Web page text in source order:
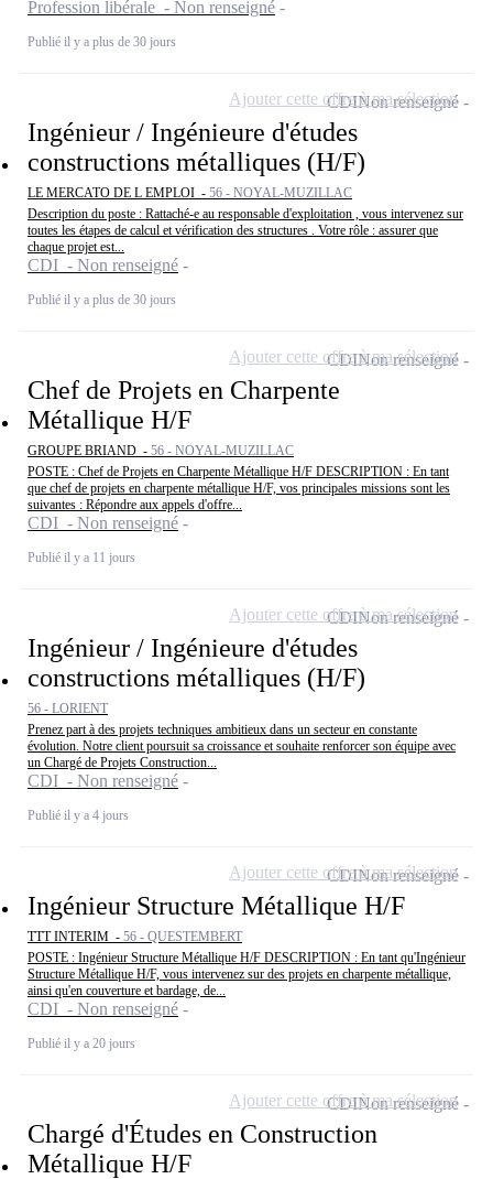
Profession libérale - Non renseigné
Publié il y a plus de 30 jours
Ingénieur / Ingénieure d'études
constructions métalliques (H/F)
LE MERCATO DE L EMPLOI - 56 - NOYAL-MUZILLAC
Description du poste : Rattaché-e au responsable d'exploitation , vous intervenez sur
toutes les étapes de calcul et vérification des structures . Votre rôle : assurer que
chaque projet est...
CDI - Non renseigné
Publié il y a plus de 30 jours
CDINon renseigné
Ajouter cette offre à ma sélection
Chef de Projets en Charpente
Métallique H/F
GROUPE BRIAND - 56 - NOYAL-MUZILLAC
POSTE : Chef de Projets en Charpente Métallique H/F DESCRIPTION : En tant
que chef de projets en charpente métallique H/F, vos principales missions sont les
suivantes : Répondre aux appels d'offre...
CDI - Non renseigné
Publié il y a 11 jours
CDINon renseigné
Ajouter cette offre à ma sélection
Ingénieur / Ingénieure d'études
constructions métalliques (H/F)
56 - LORIENT
Prenez part à des projets techniques ambitieux dans un secteur en constante
évolution. Notre client poursuit sa croissance et souhaite renforcer son équipe avec
un Chargé de Projets Construction...
CDI - Non renseigné
Publié il y a 4 jours
CDINon renseigné
Ajouter cette offre à ma sélection
Ingénieur Structure Métallique H/F
TTT INTERIM - 56 - QUESTEMBERT
POSTE : Ingénieur Structure Métallique H/F DESCRIPTION : En tant qu'Ingénieur
Structure Métallique H/F, vous intervenez sur des projets en charpente métallique,
ainsi qu'en couverture et bardage, de...
CDI - Non renseigné
Publié il y a 20 jours
CDINon renseigné
Ajouter cette offre à ma sélection
Chargé d'Études en Construction
Métallique H/F
CDINon renseigné
Ajouter cette offre à ma sélection